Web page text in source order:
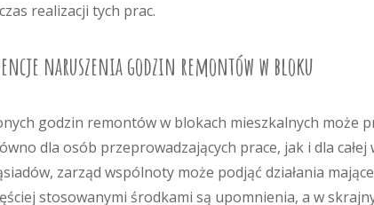
realizacji tych prac.
naruszenia godzin remontów w bloku
godzin remontów w blokach mieszkalnych może
dla osób przeprowadzających prace, jak i dla
zarząd wspólnoty może podjąć działania
stosowanymi środkami są upomnienia, a w